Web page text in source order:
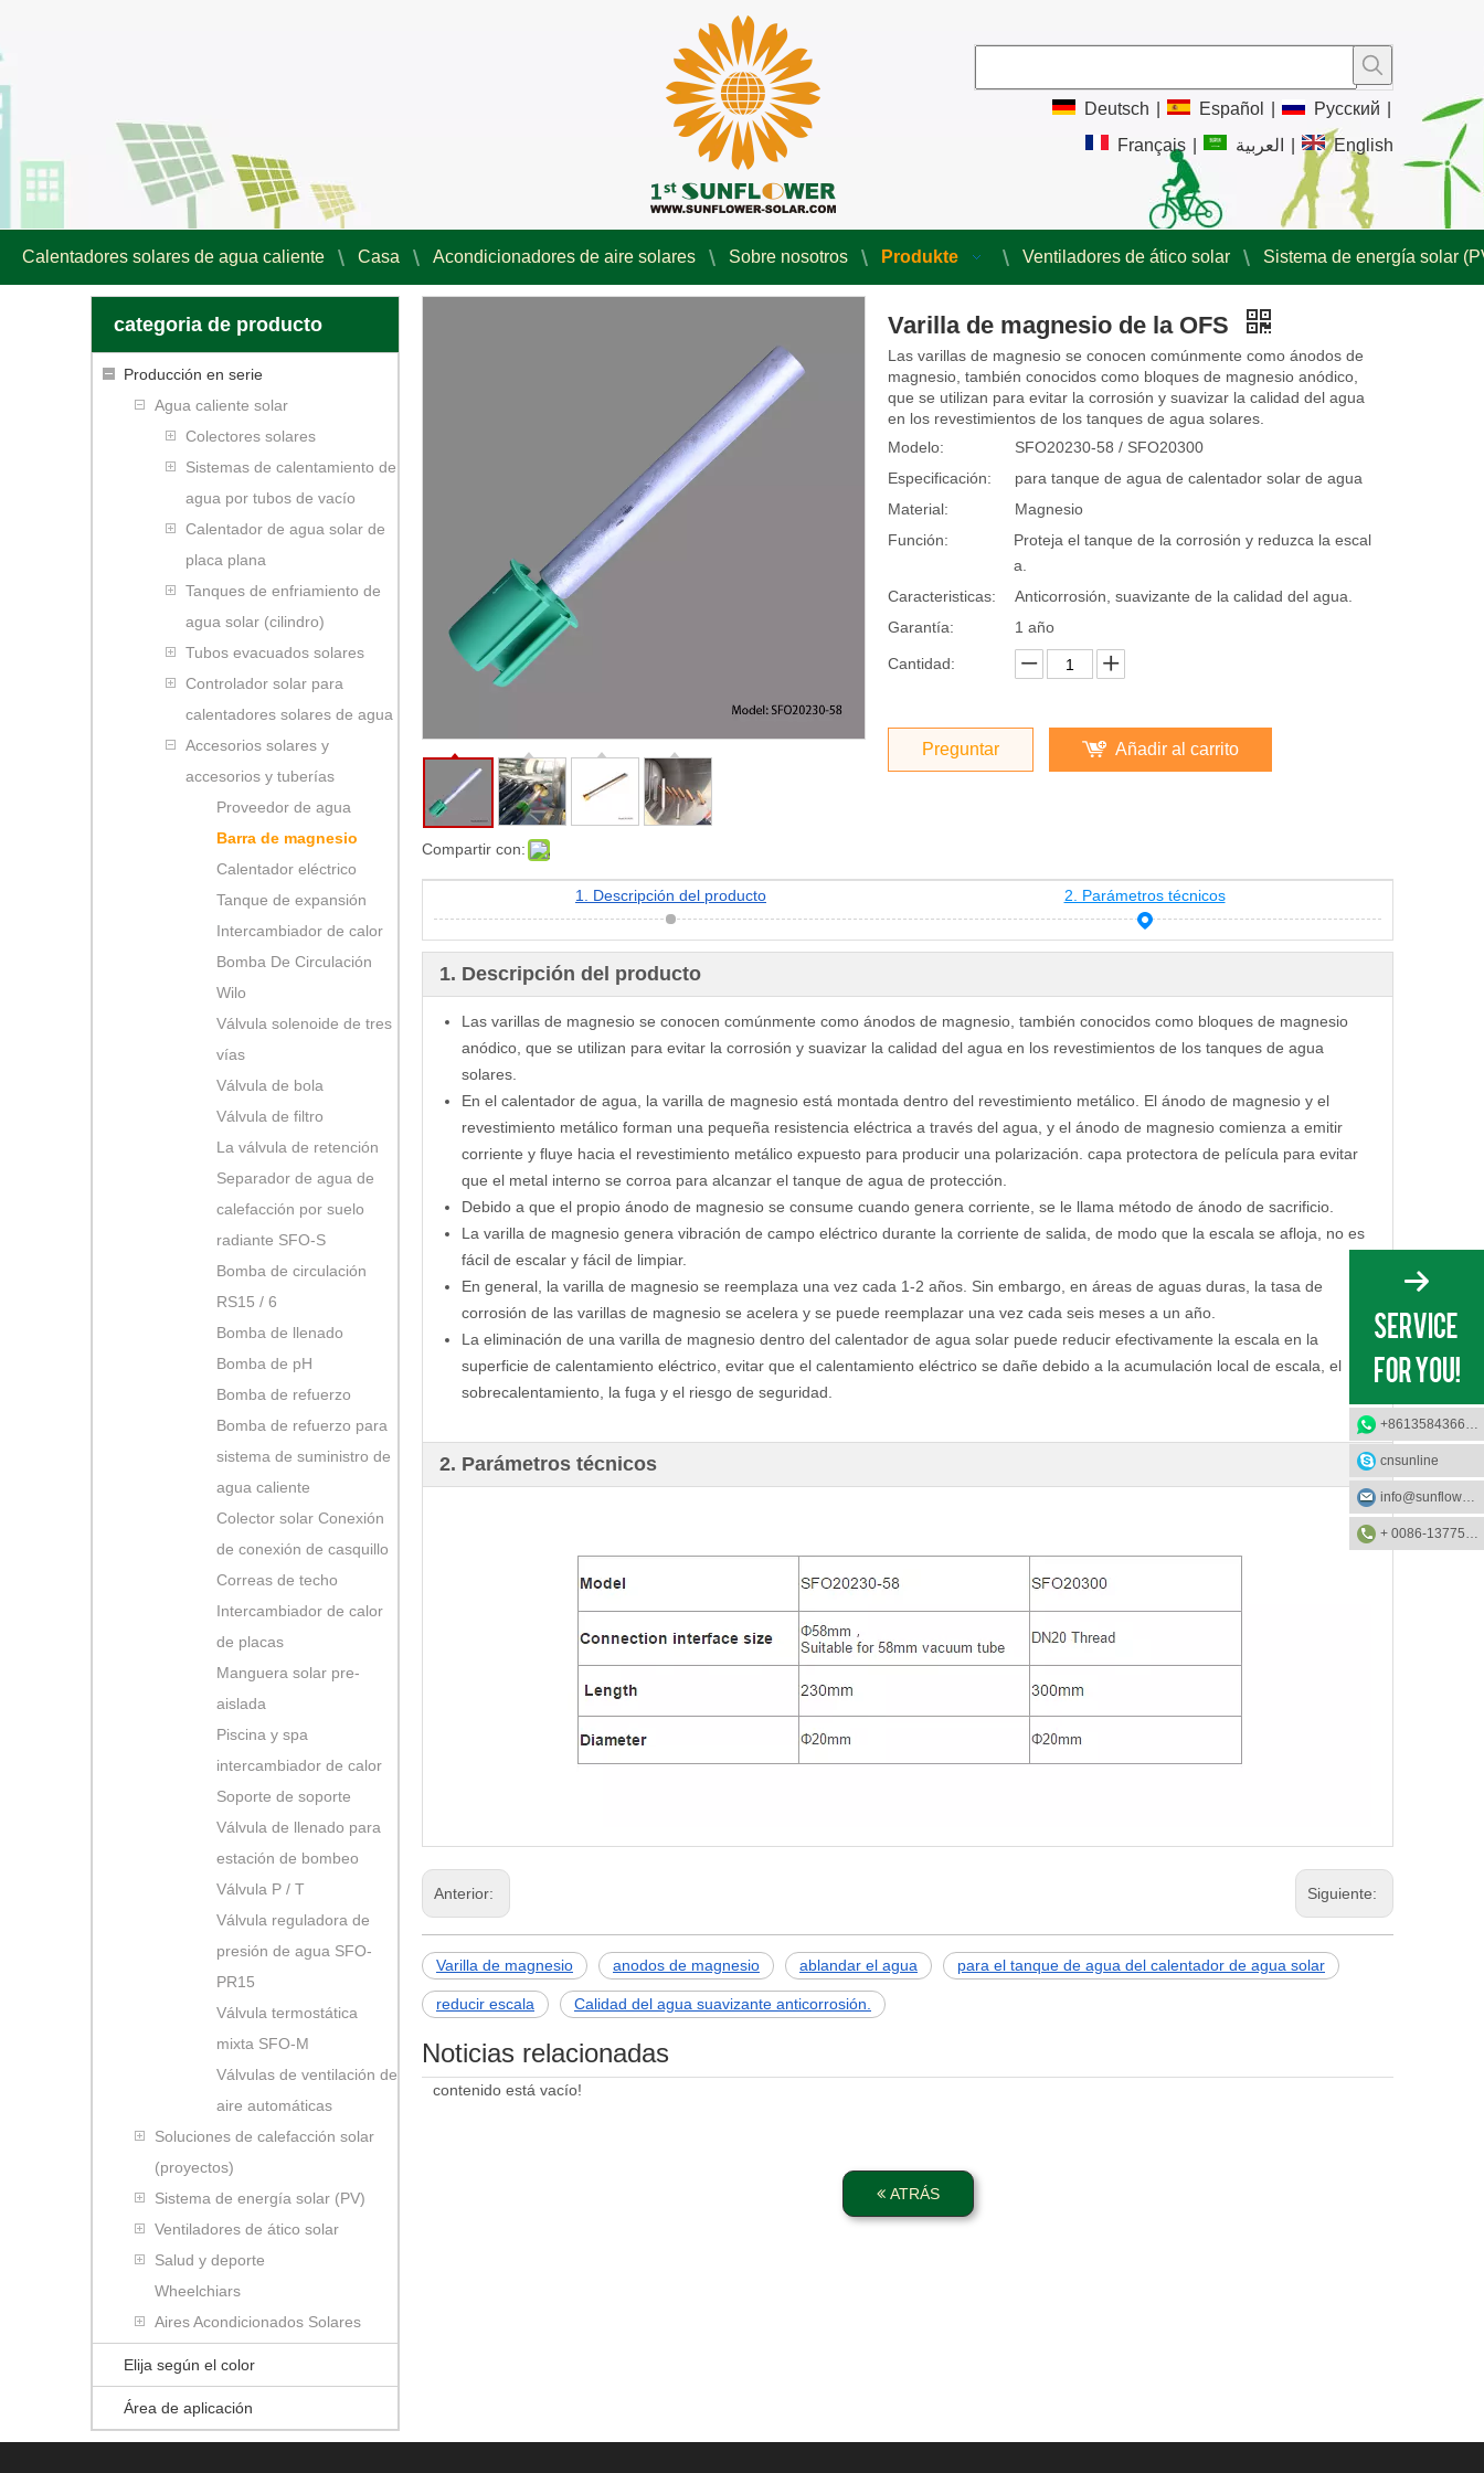
Deutsch Español Pусский
Français
العربية English
Calentadores solares de agua caliente Casa Acondicionadores de aire solares Sobre nosotros Produkte Ventiladores de ático solar Sistema de energía solar
categoria de producto
Producción en serie
Agua caliente solar
Colectores solares
Sistemas de calentamiento de
agua por tubos de vacío
Calentador de agua solar de
placa plana
Tanques de enfriamiento de
agua solar (cilindro)
Tubos evacuados solares
Controlador solar para
calentadores solares de agua
Accesorios solares y
accesorios y tuberías
Proveedor de agua
Barra de magnesio
Calentador eléctrico
Tanque de expansión
Intercambiador de calor
Bomba De Circulación
Wilo
Válvula solenoide de tres
vías
Válvula de bola
Válvula de filtro
La válvula de retención
Separador de agua de
calefacción por suelo
radiante SFO-S
Bomba de circulación
RS15 / 6
Bomba de llenado
Bomba de pH
Bomba de refuerzo
Bomba de refuerzo para
sistema de suministro de
agua caliente
Colector solar Conexión
de conexión de casquillo
Correas de techo
Intercambiador de calor
de placas
Manguera solar pre-
aislada
Piscina y spa
intercambiador de calor
Soporte de soporte
Válvula de llenado para
estación de bombeo
Válvula P / T
Válvula reguladora de
presión de agua SFO-
PR15
Válvula termostática
mixta SFO-M
Válvulas de ventilación de
aire automáticas
Soluciones de calefacción solar
(proyectos)
Sistema de energía solar (PV)
Ventiladores de ático solar
Salud y deporte
Wheelchiars
Aires Acondicionados Solares
Elija según el color
Área de aplicación
Compartir con:
Varilla de magnesio de la OFS
Las varillas de magnesio se conocen comúnmente como ánodos de
magnesio, también conocidos como bloques de magnesio anódico,
que se utilizan para evitar la corrosión y suavizar la calidad del agua
en los revestimientos de los tanques de agua solares.
Modelo:
SFO20230-58 / SFO20300
Especificación:
para tanque de agua de calentador solar de agua
Material:
Magnesio
Función:
Proteja el tanque de la corrosión y reduzca la escal
a.
Caracteristicas:
Anticorrosión, suavizante de la calidad del agua.
Garantía:
1 año
Cantidad:
Preguntar Añadir al carrito
1. Descripción del producto 2. Parámetros técnicos
1. Descripción del producto
Las varillas de magnesio se conocen comúnmente como ánodos de magnesio, también conocidos como bloques de magnesio
anódico, que se utilizan para evitar la corrosión y suavizar la calidad del agua en los revestimientos de los tanques de agua
solares.
En el calentador de agua, la varilla de magnesio está montada dentro del revestimiento metálico. El ánodo de magnesio y el
revestimiento metálico forman una pequeña resistencia eléctrica a través del agua, y el ánodo de magnesio comienza a emitir
corriente y fluye hacia el revestimiento metálico expuesto para producir una polarización. capa protectora de película para evitar
que el metal interno se corroa para alcanzar el tanque de agua de protección.
Debido a que el propio ánodo de magnesio se consume cuando genera corriente, se le llama método de ánodo de sacrificio.
La varilla de magnesio genera vibración de campo eléctrico durante la corriente de salida, de modo que la escala se afloja, no es
fácil de escalar y fácil de limpiar.
En general, la varilla de magnesio se reemplaza una vez cada 1-2 años. Sin embargo, en áreas de aguas duras, la tasa de
corrosión de las varillas de magnesio se acelera y se puede reemplazar una vez cada seis meses a un año.
La eliminación de una varilla de magnesio dentro del calentador de agua solar puede reducir efectivamente la escala en la
superficie de calentamiento eléctrico, evitar que el calentamiento eléctrico se dañe debido a la acumulación local de escala, el
sobrecalentamiento, la fuga y el riesgo de seguridad.
2. Parámetros técnicos
Anterior: Siguiente:
Varilla de magnesio anodos de magnesio ablandar el agua para el tanque de agua del calentador de agua solar
reducir escala Calidad del agua suavizante anticorrosión.
Noticias relacionadas
contenido está vacío!
ATRÁS
cnsunline